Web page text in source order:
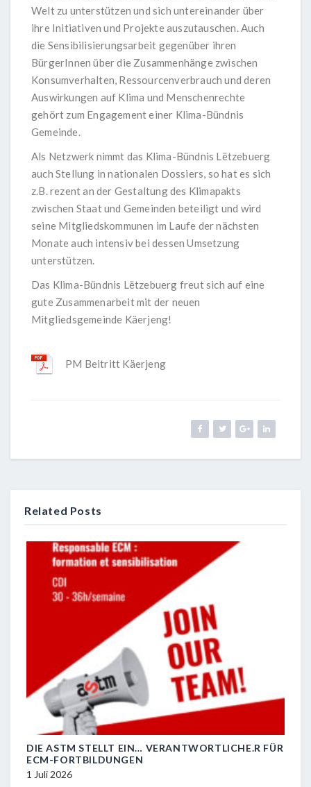
Welt zu unterstützen und sich untereinander über
ihre Initiativen und Projekte auszutauschen. Auch
die Sensibilisierungsarbeit gegenüber ihren
BürgerInnen über die Zusammenhänge zwischen
Konsumverhalten, Ressourcenverbrauch und deren
Auswirkungen auf Klima und Menschenrechte
gehört zum Engagement einer Klima-Bündnis
Gemeinde.
Als Netzwerk nimmt das Klima-Bündnis Lëtzebuerg
auch Stellung in nationalen Dossiers, so hat es sich
z.B. rezent an der Gestaltung des Klimapakts
zwischen Staat und Gemeinden beteiligt und wird
seine Mitgliedskommunen im Laufe der nächsten
Monate auch intensiv bei dessen Umsetzung
unterstützen.
Das Klima-Bündnis Lëtzebuerg freut sich auf eine
gute Zusammenarbeit mit der neuen
Mitgliedsgemeinde Käerjeng!
PM Beitritt Käerjeng
Related Posts
DIE ASTM STELLT EIN… VERANTWORTLICHE.R FÜR
ECM-FORTBILDUNGEN
1 Juli 2026